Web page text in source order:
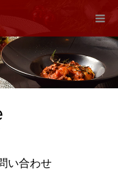
い合わせ